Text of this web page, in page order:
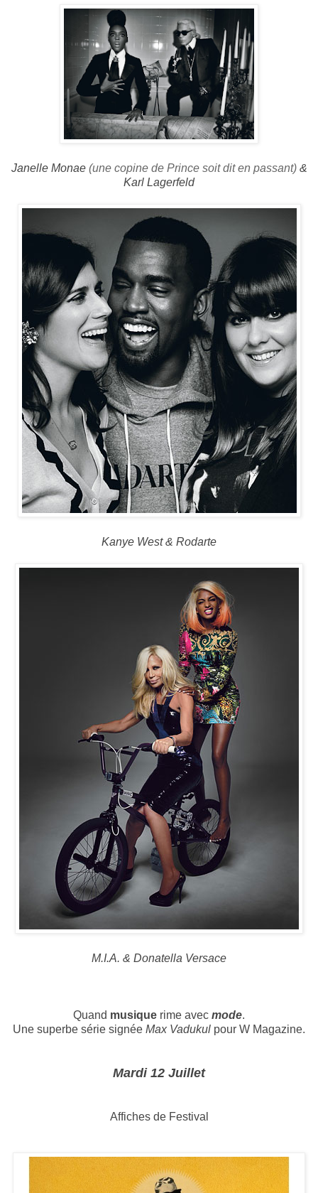
Janelle Monae (une copine de Prince soit dit en passant)&
Karl Lagerfeld
Kanye West & Rodarte
M.I.A. & Donatella Versace
Quand musique rime avec mode.
Une superbe série signée Max Vadukul pour W Magazine.
Mardi 12 Juillet
Affiches de Festival